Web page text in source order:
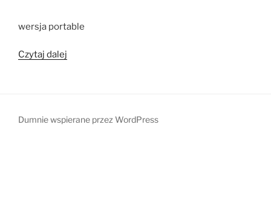
wersja portable
Czytaj dalej
Dumnie wspierane przez WordPress